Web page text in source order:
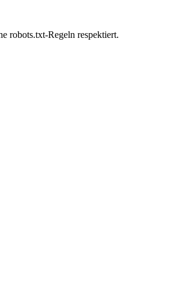
robots.txt-Regeln respektiert.